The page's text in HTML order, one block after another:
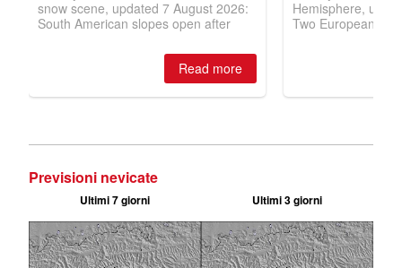
Previsioni nevicate
Ultimi 7 giorni Ultimi 3 giorni